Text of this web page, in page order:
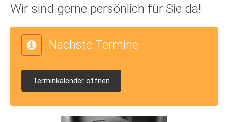
Wir sind gerne persönlich für Sie da!
Nächste Termine
Terminkalender öffnen